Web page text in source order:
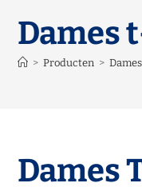
Dames
> Producten >
Dames